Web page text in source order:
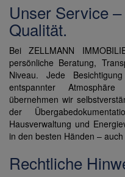
Unser Service
Qualität.
Bei ZELLMANN
persönliche Beratung,
Niveau. Jede
entspannter
übernehmen wir
der
Hausverwaltung und
in den besten Händen –
Rechtliche